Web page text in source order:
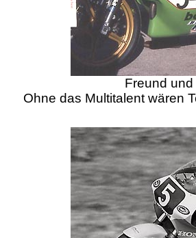
Freund
Ohne das Multitalent wären